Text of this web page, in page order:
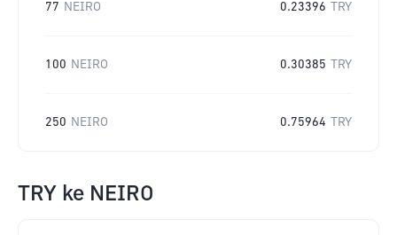
77 NEIRO 0.23396 TRY
100 NEIRO 0.30385 TRY
250 NEIRO 0.75964 TRY
TRY ke NEIRO